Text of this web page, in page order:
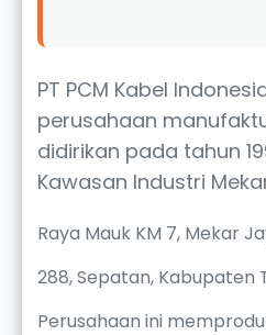
PT PCM Kabel
perusahaan
didirikan pada tahun
Kawasan Industri
Raya Mauk KM 7, Mekar
288, Sepatan, Kabupaten
Perusahaan ini